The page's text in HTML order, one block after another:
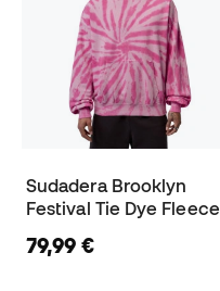
Sudadera Brooklyn
Festival Tie Dye Fleece
79,99 €